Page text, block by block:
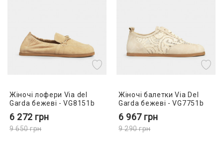
Жіночі лофери Via del
Garda бежеві - VG8151b
6 272 грн
9 650грн
Жіночі балетки Via Del
Garda бежеві - VG7751b
6 967 грн
9 290грн